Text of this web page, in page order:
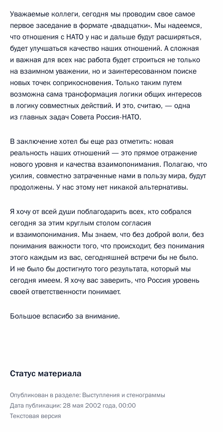
Уважаемые коллеги, сегодня мы проводим свое самое
первое заседание в формате «двадцатки». Мы надеемся,
что отношения с НАТО у нас и дальше будут расширяться,
будет улучшаться качество наших отношений. А сложная
и важная для всех нас работа будет строиться не только
на взаимном уважении, но и заинтересованном поиске
новых точек соприкосновения. Только таким путем
возможна сама трансформация логики общих интересов
в логику совместных действий. И это, считаю, — одна
из главных задач Совета Россия-НАТО.
В заключение хотел бы еще раз отметить: новая
реальность наших отношений — это прямое отражение
нового уровня и качества взаимопонимания. Полагаю, что
усилия, совместно затраченные нами в пользу мира, будут
продолжены. У нас этому нет никакой альтернативы.
Я хочу от всей души поблагодарить всех, кто собрался
сегодня за этим круглым столом согласия
и взаимопонимания. Мы знаем, что без доброй воли, без
понимания важности того, что происходит, без понимания
этого каждым из вас, сегодняшней встречи бы не было.
И не было бы достигнуто того результата, который мы
сегодня имеем. Я хочу вас заверить, что Россия уровень
своей ответственности понимает.
Большое вспасибо за внимание.
Статус материала
Опубликован в разделе: Выступления и стенограммы
Дата публикации:28 мая 2002 года, 00:00
Текстовая версия